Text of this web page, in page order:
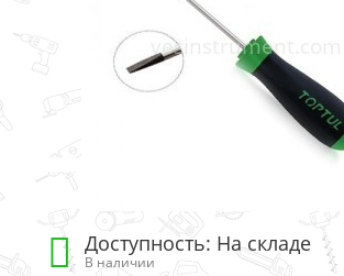
Доступность: На складе
В наличии